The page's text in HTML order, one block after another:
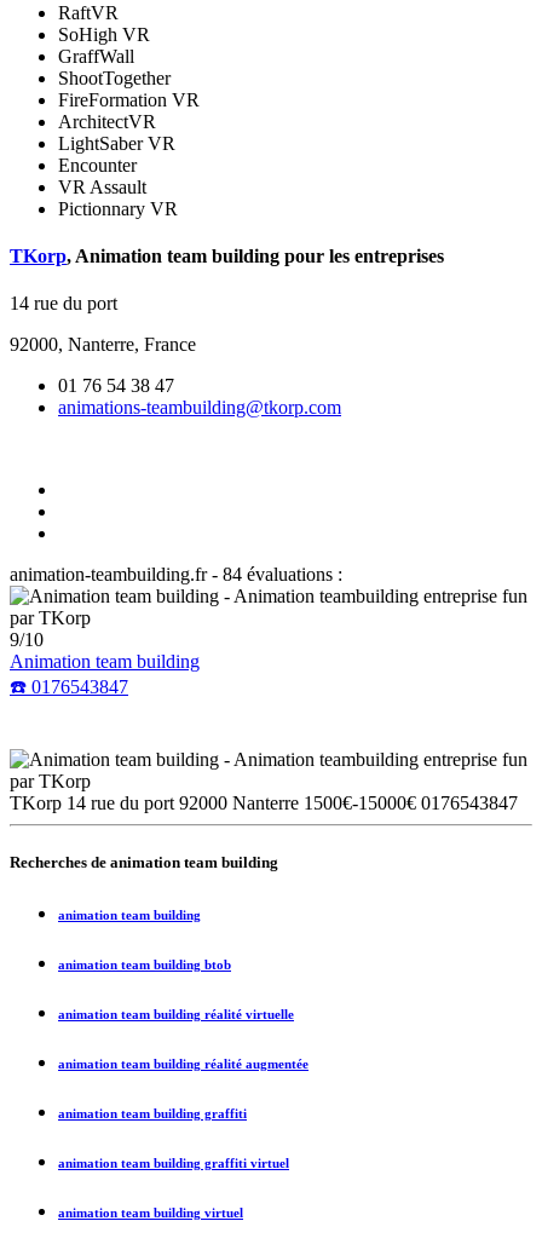
RaftVR
SoHigh VR
GraffWall
ShootTogether
FireFormation VR
ArchitectVR
LightSaber VR
Encounter
VR Assault
Pictionnary VR
TKorp, Animation team building pour les entreprises
14 rue du port
92000, Nanterre, France
01 76 54 38 47
animations-teambuilding@tkorp.com
animation-teambuilding.fr- 84 évaluations :
9/10
Animation team building
☎️ 0176543847
TKorp 14 rue du port 92000 Nanterre 1500€-15000€ 0176543847
Recherches de animation team building
animation team building
animation team building btob
animation team building réalité virtuelle
animation team building réalité augmentée
animation team building graffiti
animation team building graffiti virtuel
animation team building virtuel